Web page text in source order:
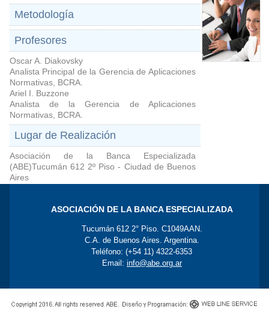
Metodología
Profesores
Oscar A. Diakovsky
Analista Principal de la Gerencia de Aplicaciones
Normativas, BCRA.
Ariel I. Buzzone
Analista de la Gerencia de Aplicaciones
Normativas, BCRA.
Lugar de Realización
Asociación de la Banca Especializada
(ABE)Tucumán 612 2º Piso - Ciudad de Buenos
Aires
ASOCIACIÓN DE LA BANCA ESPECIALIZADA
Tucumán 612 2° Piso. C1049AAN.
C.A. de Buenos Aires. Argentina.
Teléfono: (+54 11) 4322-6353
Email: info@abe.org.ar